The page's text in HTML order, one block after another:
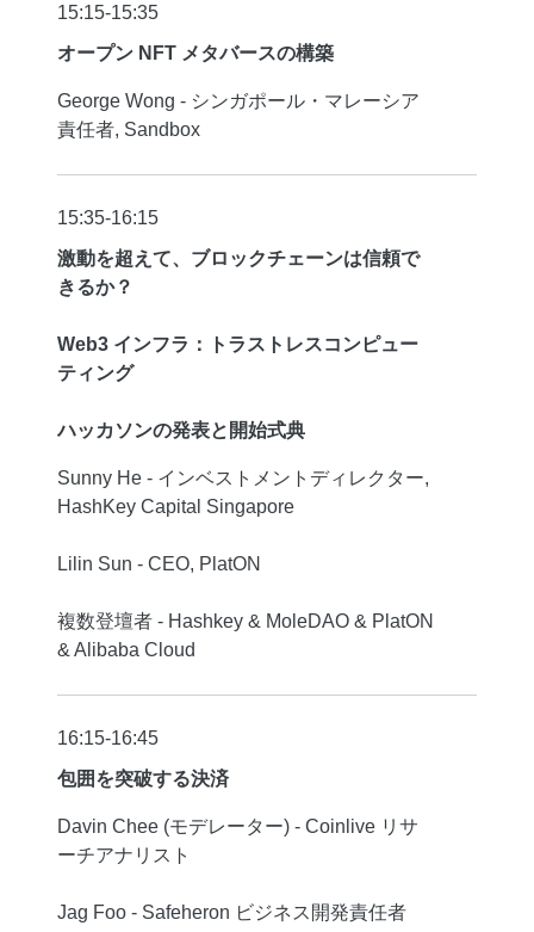
15:15-15:35
オープン NFT メタバースの構築
George Wong - シンガポール・マレーシア
責任者, Sandbox
15:35-16:15
激動を超えて、ブロックチェーンは信頼で
きるか？
Web3 インフラ：トラストレスコンピュー
ティング
ハッカソンの発表と開始式典
Sunny He - インベストメントディレクター,
HashKey Capital Singapore
Lilin Sun - CEO, PlatON
複数登壇者 - Hashkey & MoleDAO & PlatON
& Alibaba Cloud
16:15-16:45
包囲を突破する決済
Davin Chee (モデレーター) - Coinlive リサ
ーチアナリスト
Jag Foo - Safeheron ビジネス開発責任者